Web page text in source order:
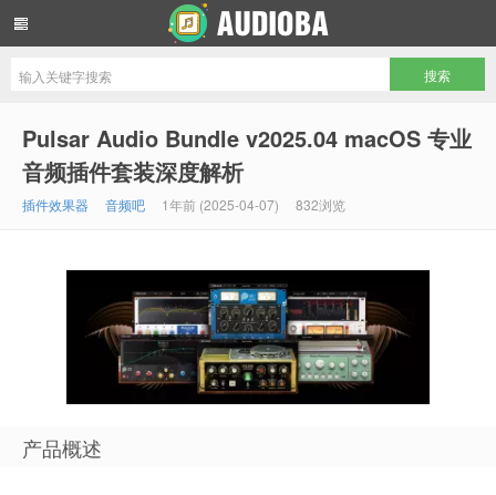
Pulsar Audio Bundle v2025.04 macOS 专业
音频插件套装深度解析
插件效果器 音频吧 1年前 (2025-04-07) 832浏览
产品概述